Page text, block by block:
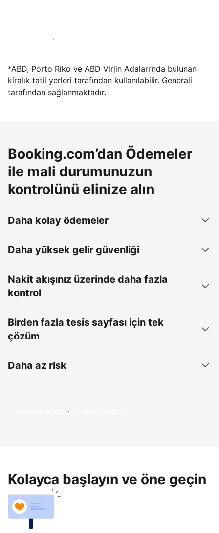
Hemen tesis yayınla
*ABD, Porto Riko ve ABD Virjin Adaları’nda bulunan
kiralık tatil yerleri tarafından kullanılabilir. Generali
tarafından sağlanmaktadır.
Booking.com’dan Ödemeler
ile mali durumunuzun
kontrolünü elinize alın
Daha kolay ödemeler
Daha yüksek gelir güvenliği
Nakit akışınız üzerinde daha fazla
kontrol
Birden fazla tesis sayfası için tek
çözüm
Daha az risk
Kazanmaya bugünden başla
Kolayca başlayın ve öne geçin